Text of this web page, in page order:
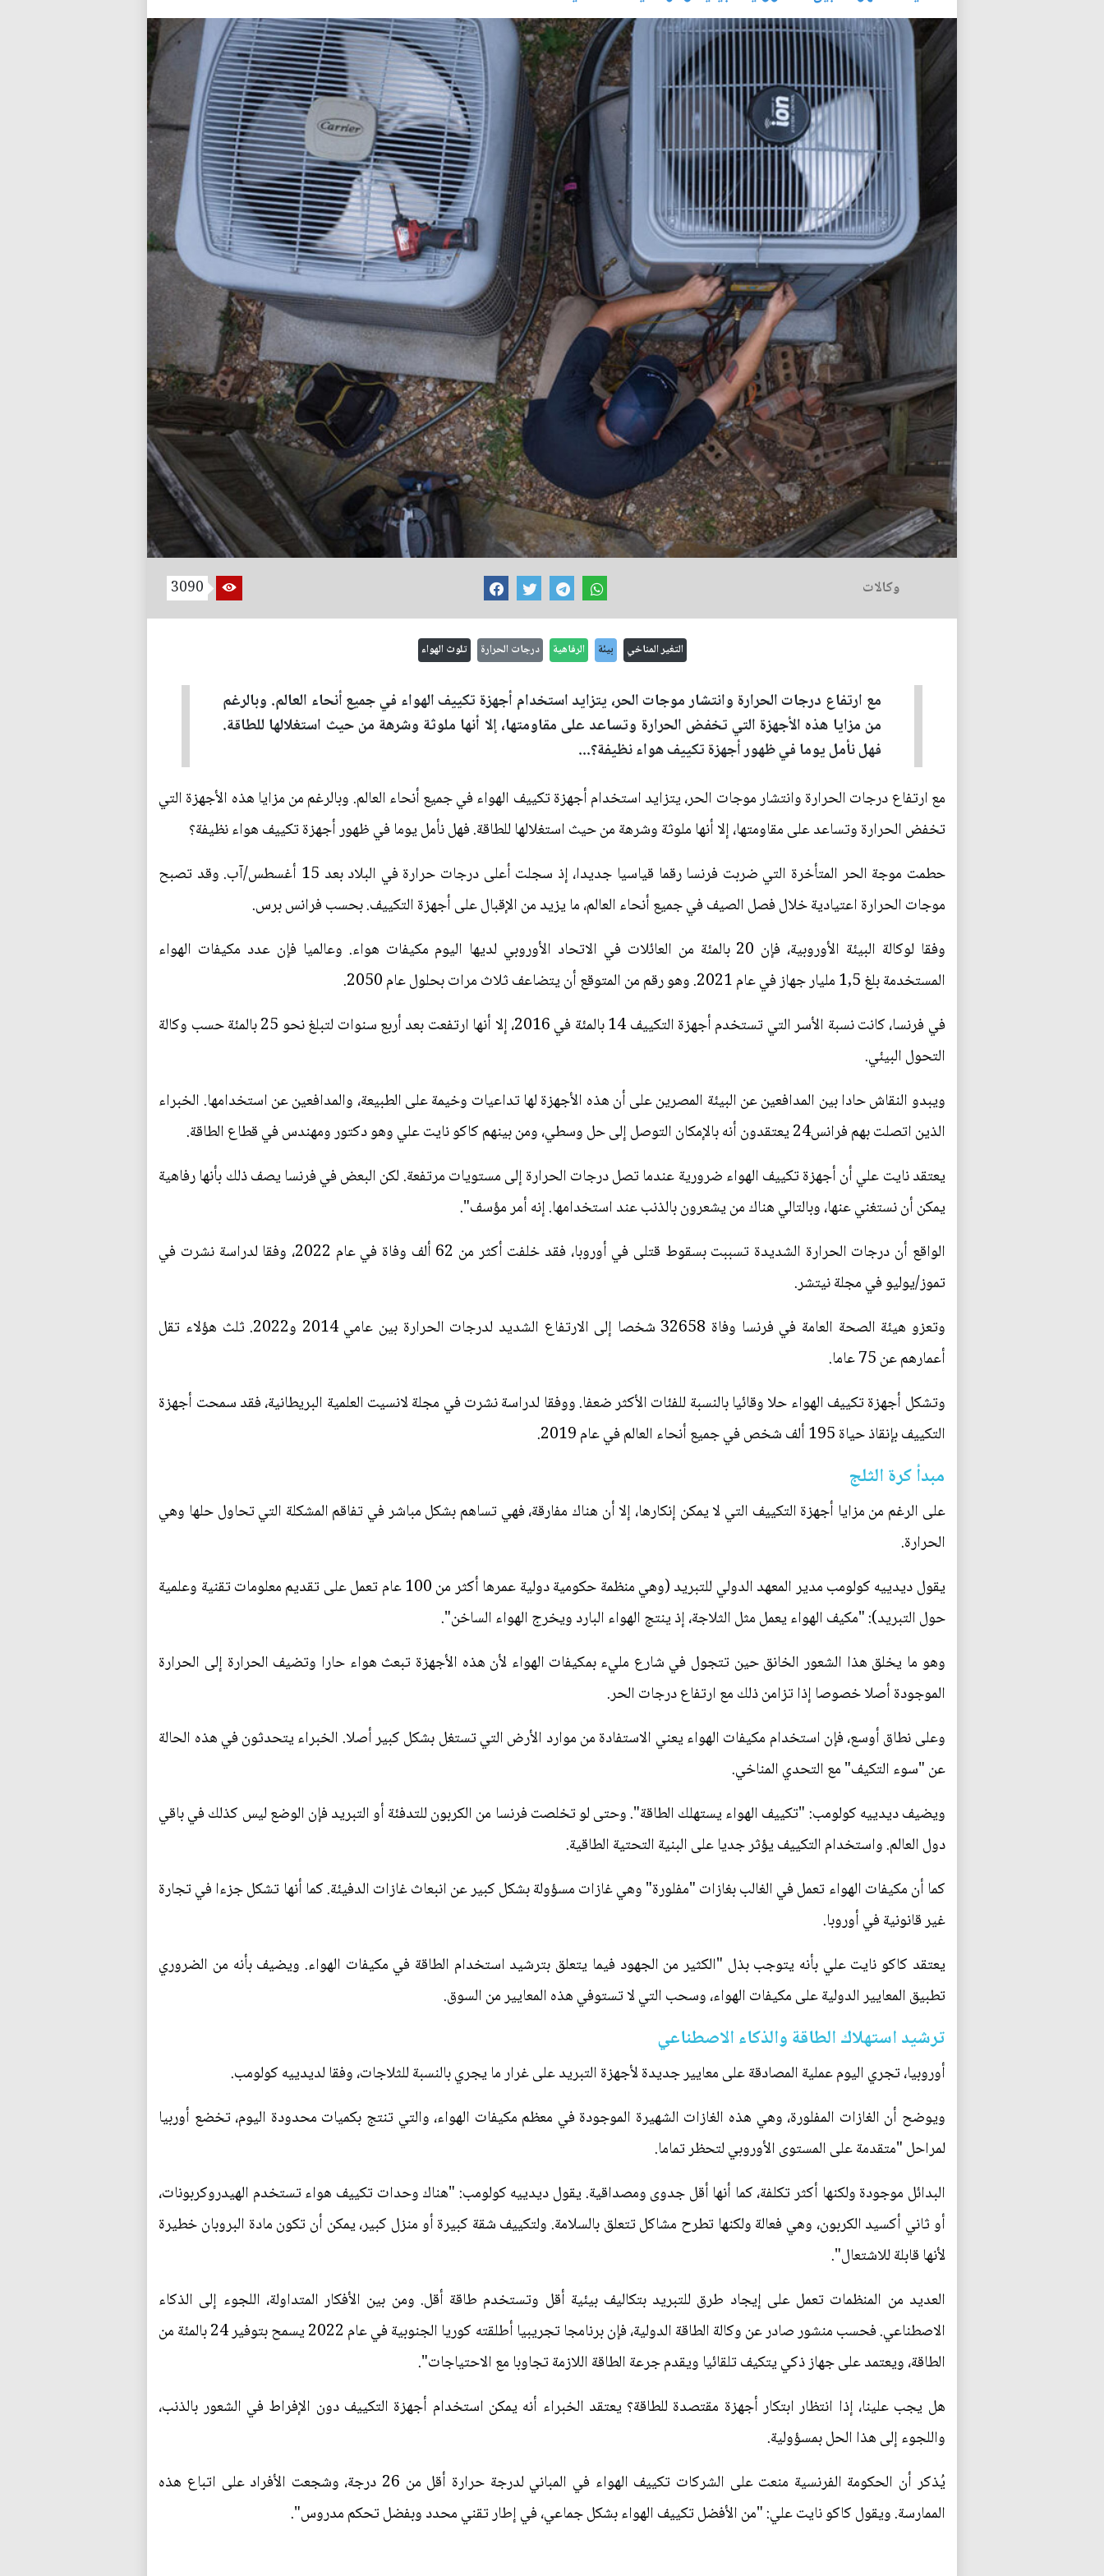
وكالات 3090
التغير المناخي بيئة الرفاهية درجات الحرارة تلوث الهواء
مع ارتفاع درجات الحرارة وانتشار موجات الحر، يتزايد استخدام أجهزة تكييف الهواء في جميع أنحاء العالم. وبالرغم
من مزايا هذه الأجهزة التي تخفض الحرارة وتساعد على مقاومتها، إلا أنها ملوثة وشرهة من حيث استغلالها للطاقة.
فهل نأمل يوما في ظهور أجهزة تكييف هواء نظيفة؟...
مع ارتفاع درجات الحرارة وانتشار موجات الحر، يتزايد استخدام أجهزة تكييف الهواء في جميع أنحاء العالم. وبالرغم من مزايا هذه الأجهزة التي
تخفض الحرارة وتساعد على مقاومتها، إلا أنها ملوثة وشرهة من حيث استغلالها للطاقة. فهل نأمل يوما في ظهور أجهزة تكييف هواء نظيفة؟
حطمت موجة الحر المتأخرة التي ضربت فرنسا رقما قياسيا جديدا، إذ سجلت أعلى درجات حرارة في البلاد بعد 15 أغسطس/آب. وقد تصبح
موجات الحرارة اعتيادية خلال فصل الصيف في جميع أنحاء العالم، ما يزيد من الإقبال على أجهزة التكييف. بحسب فرانس برس.
وفقا لوكالة البيئة الأوروبية، فإن 20 بالمئة من العائلات في الاتحاد الأوروبي لديها اليوم مكيفات هواء. وعالميا فإن عدد مكيفات الهواء
المستخدمة بلغ 1,5 مليار جهاز في عام 2021. وهو رقم من المتوقع أن يتضاعف ثلاث مرات بحلول عام 2050.
في فرنسا، كانت نسبة الأسر التي تستخدم أجهزة التكييف 14 بالمئة في 2016، إلا أنها ارتفعت بعد أربع سنوات لتبلغ نحو 25 بالمئة حسب وكالة
التحول البيئي.
ويبدو النقاش حادا بين المدافعين عن البيئة المصرين على أن هذه الأجهزة لها تداعيات وخيمة على الطبيعة، والمدافعين عن استخدامها. الخبراء
الذين اتصلت بهم فرانس24 يعتقدون أنه بالإمكان التوصل إلى حل وسطي، ومن بينهم كاكو نايت علي وهو دكتور ومهندس في قطاع الطاقة.
يعتقد نايت علي أن أجهزة تكييف الهواء ضرورية عندما تصل درجات الحرارة إلى مستويات مرتفعة. لكن البعض في فرنسا يصف ذلك بأنها رفاهية
يمكن أن نستغني عنها، وبالتالي هناك من يشعرون بالذنب عند استخدامها. إنه أمر مؤسف".
الواقع أن درجات الحرارة الشديدة تسببت بسقوط قتلى في أوروبا، فقد خلفت أكثر من 62 ألف وفاة في عام 2022، وفقا لدراسة نشرت في
تموز/يوليو في مجلة نيتشر.
وتعزو هيئة الصحة العامة في فرنسا وفاة 32658 شخصا إلى الارتفاع الشديد لدرجات الحرارة بين عامي 2014 و2022. ثلث هؤلاء تقل
أعمارهم عن 75 عاما.
وتشكل أجهزة تكييف الهواء حلا وقائيا بالنسبة للفئات الأكثر ضعفا. ووفقا لدراسة نشرت في مجلة لانسيت العلمية البريطانية، فقد سمحت أجهزة
التكييف بإنقاذ حياة 195 ألف شخص في جميع أنحاء العالم في عام 2019.
مبدأ كرة الثلج
على الرغم من مزايا أجهزة التكييف التي لا يمكن إنكارها، إلا أن هناك مفارقة، فهي تساهم بشكل مباشر في تفاقم المشكلة التي تحاول حلها وهي
الحرارة.
يقول ديدييه كولومب مدير المعهد الدولي للتبريد (وهي منظمة حكومية دولية عمرها أكثر من 100 عام تعمل على تقديم معلومات تقنية وعلمية
حول التبريد): "مكيف الهواء يعمل مثل الثلاجة، إذ ينتج الهواء البارد ويخرج الهواء الساخن".
وهو ما يخلق هذا الشعور الخانق حين تتجول في شارع مليء بمكيفات الهواء لأن هذه الأجهزة تبعث هواء حارا وتضيف الحرارة إلى الحرارة
الموجودة أصلا خصوصا إذا تزامن ذلك مع ارتفاع درجات الحر.
وعلى نطاق أوسع، فإن استخدام مكيفات الهواء يعني الاستفادة من موارد الأرض التي تستغل بشكل كبير أصلا. الخبراء يتحدثون في هذه الحالة
عن "سوء التكيف" مع التحدي المناخي.
ويضيف ديدييه كولومب: "تكييف الهواء يستهلك الطاقة". وحتى لو تخلصت فرنسا من الكربون للتدفئة أو التبريد فإن الوضع ليس كذلك في باقي
دول العالم. واستخدام التكييف يؤثر جديا على البنية التحتية الطاقية.
كما أن مكيفات الهواء تعمل في الغالب بغازات "مفلورة" وهي غازات مسؤولة بشكل كبير عن انبعاث غازات الدفيئة. كما أنها تشكل جزءا في تجارة
غير قانونية في أوروبا.
يعتقد كاكو نايت علي بأنه يتوجب بذل "الكثير من الجهود فيما يتعلق بترشيد استخدام الطاقة في مكيفات الهواء. ويضيف بأنه من الضروري
تطبيق المعايير الدولية على مكيفات الهواء، وسحب التي لا تستوفي هذه المعايير من السوق.
ترشيد استهلاك الطاقة والذكاء الاصطناعي
أوروبيا، تجري اليوم عملية المصادقة على معايير جديدة لأجهزة التبريد على غرار ما يجري بالنسبة للثلاجات، وفقا لديدييه كولومب.
ويوضح أن الغازات المفلورة، وهي هذه الغازات الشهيرة الموجودة في معظم مكيفات الهواء، والتي تنتج بكميات محدودة اليوم، تخضع أوربيا
لمراحل "متقدمة على المستوى الأوروبي لتحظر تماما.
البدائل موجودة ولكنها أكثر تكلفة، كما أنها أقل جدوى ومصداقية. يقول ديدييه كولومب: "هناك وحدات تكييف هواء تستخدم الهيدروكربونات،
أو ثاني أكسيد الكربون، وهي فعالة ولكنها تطرح مشاكل تتعلق بالسلامة. ولتكييف شقة كبيرة أو منزل كبير، يمكن أن تكون مادة البروبان خطيرة
لأنها قابلة للاشتعال".
العديد من المنظمات تعمل على إيجاد طرق للتبريد بتكاليف بيئية أقل وتستخدم طاقة أقل. ومن بين الأفكار المتداولة، اللجوء إلى الذكاء
الاصطناعي. فحسب منشور صادر عن وكالة الطاقة الدولية، فإن برنامجا تجريبيا أطلقته كوريا الجنوبية في عام 2022 يسمح بتوفير 24 بالمئة من
الطاقة، ويعتمد على جهاز ذكي يتكيف تلقائيا ويقدم جرعة الطاقة اللازمة تجاوبا مع الاحتياجات".
هل يجب علينا، إذا انتظار ابتكار أجهزة مقتصدة للطاقة؟ يعتقد الخبراء أنه يمكن استخدام أجهزة التكييف دون الإفراط في الشعور بالذنب،
واللجوء إلى هذا الحل بمسؤولية.
يُذكر أن الحكومة الفرنسية منعت على الشركات تكييف الهواء في المباني لدرجة حرارة أقل من 26 درجة، وشجعت الأفراد على اتباع هذه
الممارسة. ويقول كاكو نايت علي: "من الأفضل تكييف الهواء بشكل جماعي، في إطار تقني محدد وبفضل تحكم مدروس".